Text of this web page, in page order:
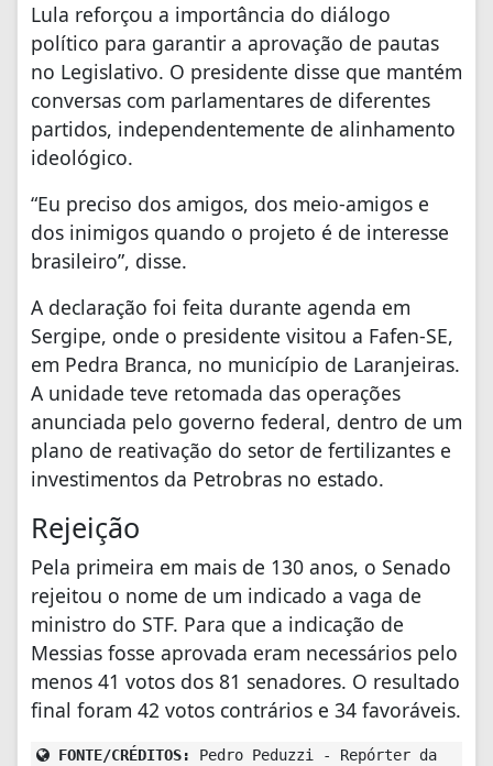
Lula reforçou a importância do diálogo
político para garantir a aprovação de pautas
no Legislativo. O presidente disse que mantém
conversas com parlamentares de diferentes
partidos, independentemente de alinhamento
ideológico.
“Eu preciso dos amigos, dos meio-amigos e
dos inimigos quando o projeto é de interesse
brasileiro”, disse.
A declaração foi feita durante agenda em
Sergipe, onde o presidente visitou a Fafen-SE,
em Pedra Branca, no município de Laranjeiras.
A unidade teve retomada das operações
anunciada pelo governo federal, dentro de um
plano de reativação do setor de fertilizantes e
investimentos da Petrobras no estado.
Rejeição
Pela primeira em mais de 130 anos, o Senado
rejeitou o nome de um indicado a vaga de
ministro do STF. Para que a indicação de
Messias fosse aprovada eram necessários pelo
menos 41 votos dos 81 senadores. O resultado
final foram 42 votos contrários e 34 favoráveis.
FONTE/CRÉDITOS: Pedro Peduzzi - Repórter da